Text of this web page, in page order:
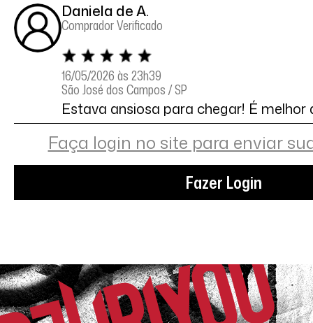
Daniela de A.
Comprador Verificado
16/05/2026 às 23h39
São José dos Campos / SP
Estava ansiosa para chegar! É melhor
Muito lindo ,tem um caimento
Faça login no site para enviar
Fazer Login